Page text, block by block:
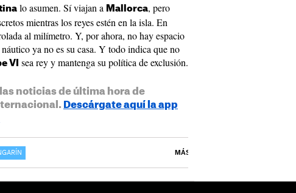
lo asumen. Sí viajan a Mallorca, pero
mientras los reyes estén en la isla. En
al milímetro. Y, por ahora, no hay espacio
ya no es su casa. Y todo indica que no
VI sea rey y mantenga su política de exclusión.
noticias de última hora de
Descárgate aquí la app
MÁS